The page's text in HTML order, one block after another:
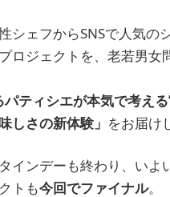
シェフからSNSで人気
ロジェクトを、老若男
ティシエが本気で考え
しさの新体験」 をお届け
インデーも終わり、いよ
トも今回でファイナル。